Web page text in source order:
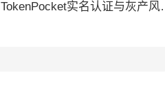
TokenPocket实名认证与灰产风险全解析